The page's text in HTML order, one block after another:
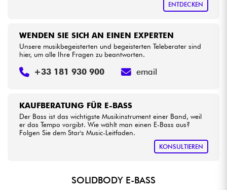
ENTDECKEN
KAUFBERATUNG FÜR E-BASS
Der Bass ist das wichtigste Musikinstrument einer Band, weil
er das Tempo vorgibt. Wie wählt man einen E-Bass aus?
Folgen Sie dem Star's Music-Leitfaden.
KONSULTIEREN
WENDEN SIE SICH AN EINEN EXPERTEN
Unsere musikbegeisterten und begeisterten Teleberater sind
hier, um alle Ihre Fragen zu beantworten.
+33 181 930 900 email
SOLIDBODY E-BASS